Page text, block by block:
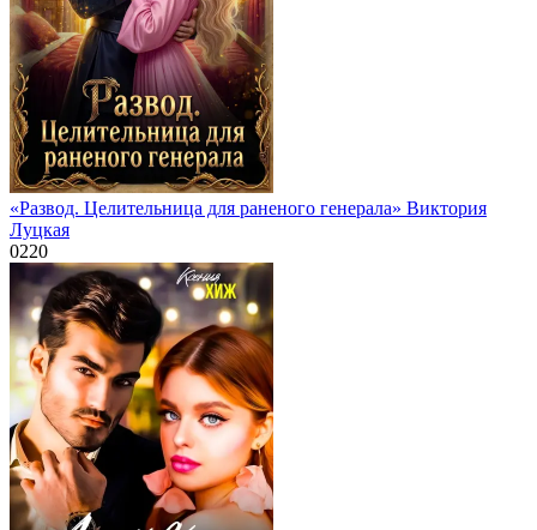
«Развод. Целительница для раненого генерала» Виктория
Луцкая
0220